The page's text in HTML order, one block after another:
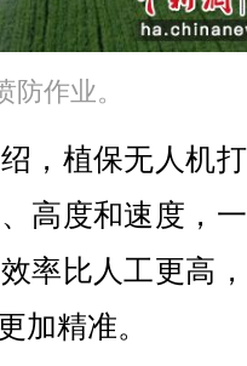
防作业。
植保无人机
高度和速度，
率比人工更高
加精准。